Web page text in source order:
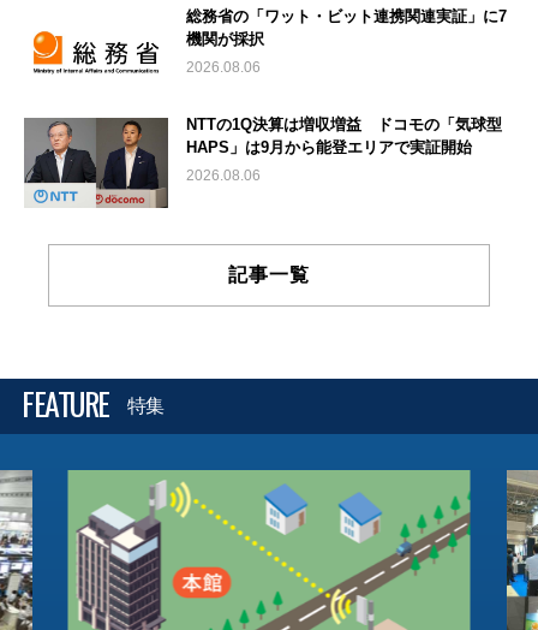
総務省の「ワット・ビット連携関連実証」に7
機関が採択
2026.08.06
NTTの1Q決算は増収増益 ドコモの「気球型
HAPS」は9月から能登エリアで実証開始
2026.08.06
記事一覧
FEATURE 特集